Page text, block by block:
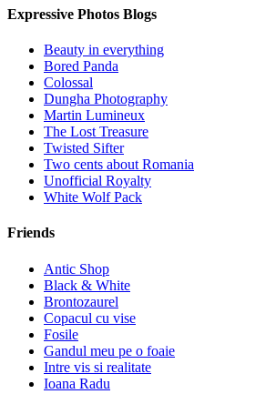
Expressive Photos Blogs
Beauty in everything
Bored Panda
Colossal
Dungha Photography
Martin Lumineux
The Lost Treasure
Twisted Sifter
Two cents about Romania
Unofficial Royalty
White Wolf Pack
Friends
Antic Shop
Black & White
Brontozaurel
Copacul cu vise
Fosile
Gandul meu pe o foaie
Intre vis si realitate
Ioana Radu